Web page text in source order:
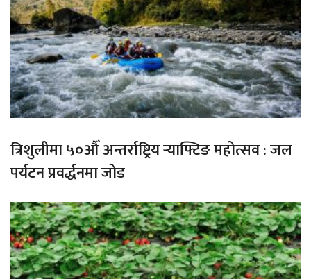
त्रिशुलीमा ५०औँ अन्तर्राष्ट्रिय र्‍याफ्टिङ महोत्सव : जल
पर्यटन प्रवर्द्धनमा जोड